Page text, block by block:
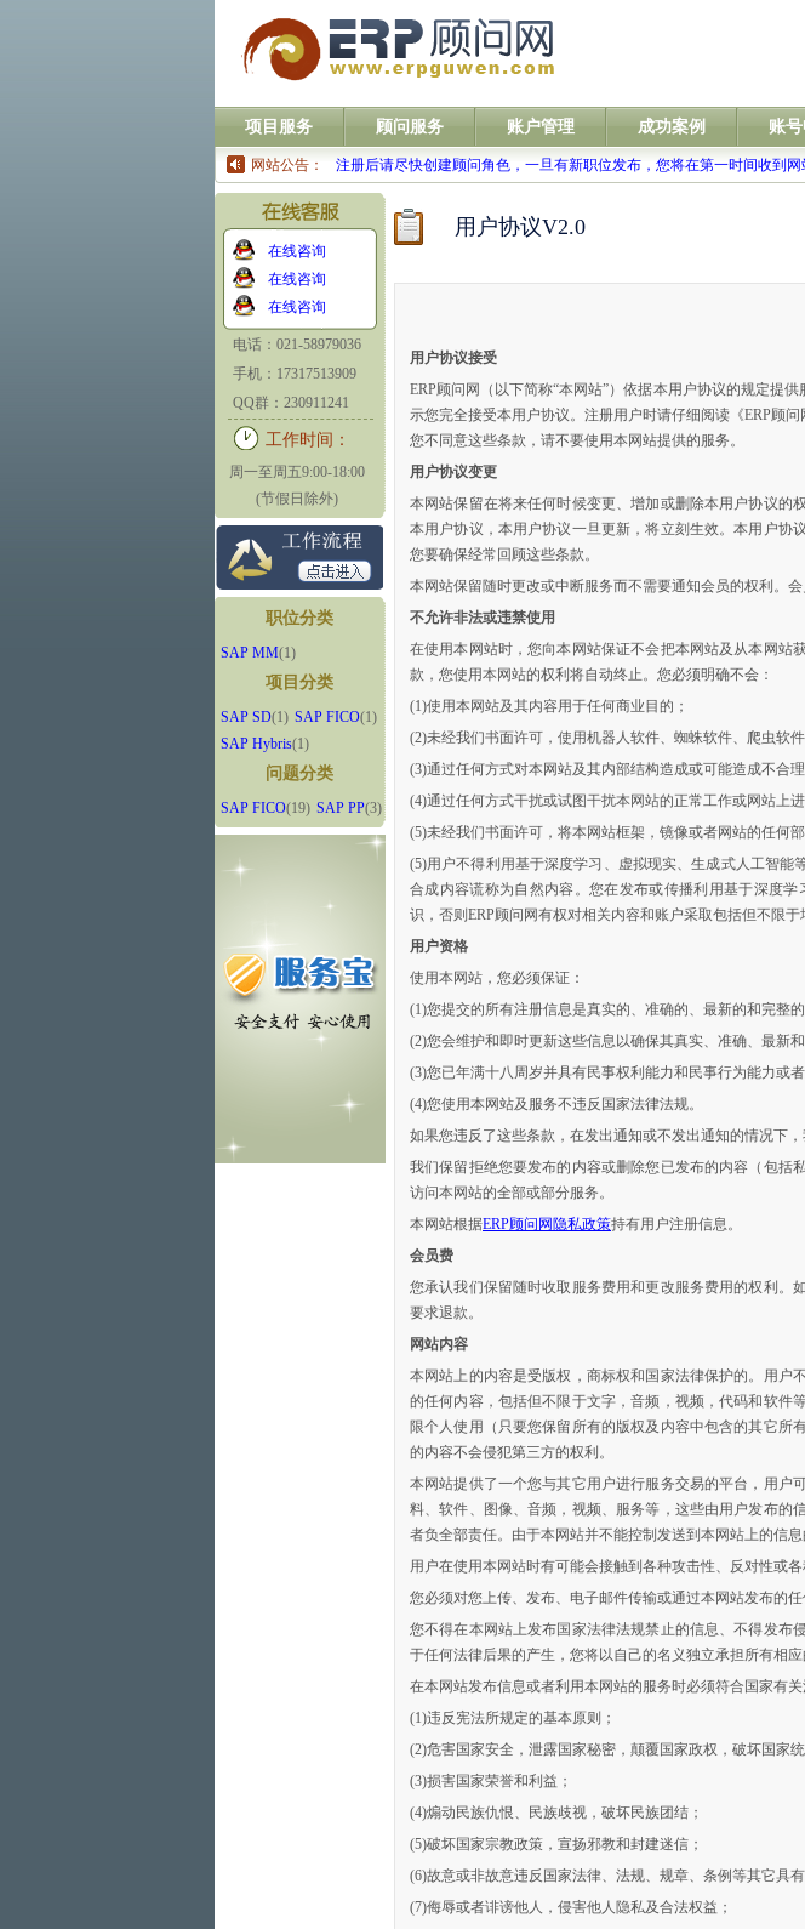
项目服务 顾问服务 账户管理 成功案例 账
网站公告： 注册后请尽快创建顾问角色，一旦有新职位发布，您将在第一时间收到
在线咨询
在线咨询
在线咨询
电话：021-58979036
手机：17317513909
QQ群：230911241
工作时间：
周一至周五9:00-18:00
(节假日除外)
职位分类
SAP MM(1)
项目分类
SAP SD(1) SAP FICO(1)
SAP Hybris(1)
问题分类
SAP FICO(19) SAP PP(3)
用户协议V2.0
用户协议接受
ERP顾问网（以下简称“本网站”）依据本用户协议的规定提
示您完全接受本用户协议。注册用户时请仔细阅读《ERP顾
您不同意这些条款，请不要使用本网站提供的服务。
用户协议变更
本网站保留在将来任何时候变更、增加或删除本用户协议的
本用户协议，本用户协议一旦更新，将立刻生效。本用户协
您要确保经常回顾这些条款。
本网站保留随时更改或中断服务而不需要通知会员的权利。
不允许非法或违禁使用
在使用本网站时，您向本网站保证不会把本网站及从本网站
款，您使用本网站的权利将自动终止。您必须明确不会：
(1)使用本网站及其内容用于任何商业目的；
(2)未经我们书面许可，使用机器人软件、蜘蛛软件、爬虫软
(3)通过任何方式对本网站及其内部结构造成或可能造成不合
(4)通过任何方式干扰或试图干扰本网站的正常工作或网站上
(5)未经我们书面许可，将本网站框架，镜像或者网站的任何部
(5)用户不得利用基于深度学习、虚拟现实、生成式人工智
合成内容谎称为自然内容。您在发布或传播利用基于深度
识，否则ERP顾问网有权对相关内容和账户采取包括但不限于
用户资格
使用本网站，您必须保证：
(1)您提交的所有注册信息是真实的、准确的、最新的和完整的
(2)您会维护和即时更新这些信息以确保其真实、准确、最新和
(3)您已年满十八周岁并具有民事权利能力和民事行为能力或
(4)您使用本网站及服务不违反国家法律法规。
如果您违反了这些条款，在发出通知或不发出通知的情况下
我们保留拒绝您要发布的内容或删除您已发布的内容（包括
访问本网站的全部或部分服务。
本网站根据ERP顾问网隐私政策持有用户注册信息。
会员费
您承认我们保留随时收取服务费用和更改服务费用的权利。
要求退款。
网站内容
本网站上的内容是受版权，商标权和国家法律保护的。用户
的任何内容，包括但不限于文字，音频，视频，代码和软件
限个人使用（只要您保留所有的版权及内容中包含的其它所
的内容不会侵犯第三方的权利。
本网站提供了一个您与其它用户进行服务交易的平台，用户
料、软件、图像、音频，视频、服务等，这些由用户发布的
者负全部责任。由于本网站并不能控制发送到本网站上的信
用户在使用本网站时有可能会接触到各种攻击性、反对性或
您必须对您上传、发布、电子邮件传输或通过本网站发布的
您不得在本网站上发布国家法律法规禁止的信息、不得发布
于任何法律后果的产生，您将以自己的名义独立承担所有相应
在本网站发布信息或者利用本网站的服务时必须符合国家有
(1)违反宪法所规定的基本原则；
(2)危害国家安全，泄露国家秘密，颠覆国家政权，破坏国家统
(3)损害国家荣誉和利益；
(4)煽动民族仇恨、民族歧视，破坏民族团结；
(5)破坏国家宗教政策，宣扬邪教和封建迷信；
(6)故意或非故意违反国家法律、法规、规章、条例等其它具
(7)侮辱或者诽谤他人，侵害他人隐私及合法权益；